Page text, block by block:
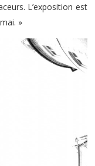
L’exposition est
»